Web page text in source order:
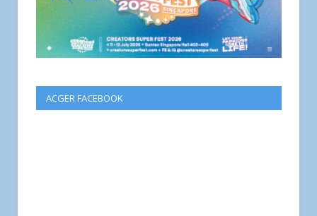
ACGER FACEBOOK